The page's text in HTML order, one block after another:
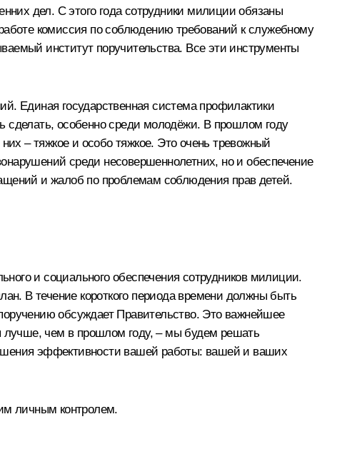
дел. С этого года сотрудники милиции обязаны
комиссия по соблюдению требований к служебному
институт поручительства. Все эти инструменты
Единая государственная система профилактики
сделать, особенно среди молодёжи. В прошлом году
– тяжкое и особо тяжкое. Это очень тревожный
среди несовершеннолетних, но и обеспечение
и жалоб по проблемам соблюдения прав детей.
и социального обеспечения сотрудников милиции.
В течение короткого периода времени должны быть
обсуждает Правительство. Это важнейшее
лучше, чем в прошлом году, – мы будем решать
эффективности вашей работы: вашей и ваших
личным контролем.